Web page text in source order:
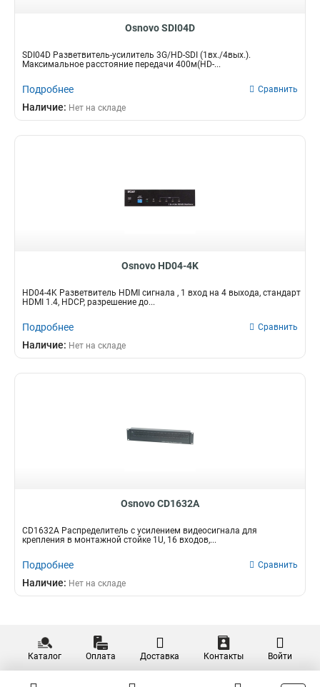
Osnovo SDI04D
SDI04D Разветвитель-усилитель 3G/HD-SDI (1вх./4вых.).
Максимальное расстояние передачи 400м(HD-...
Подробнее Сравнить
Наличие: Нет на складе
Osnovo HD04-4K
HD04-4K Разветвитель HDMI сигнала , 1 вход на 4 выхода, стандарт
HDMI 1.4, HDCP, разрешение до...
Подробнее Сравнить
Наличие: Нет на складе
Osnovo CD1632A
CD1632A Распределитель с усилением видеосигнала для
крепления в монтажной стойке 1U, 16 входов,...
Подробнее Сравнить
Наличие: Нет на складе
Каталог Оплата Доставка Контакты Войти